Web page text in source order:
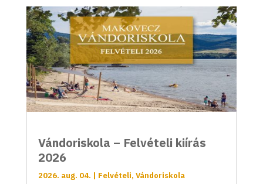
Vándoriskola – Felvételi kiírás
2026
2026. aug. 04. | Felvételi, Vándoriskola